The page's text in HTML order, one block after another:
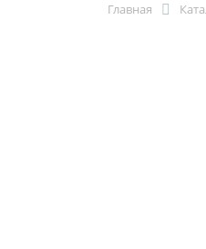
Главная